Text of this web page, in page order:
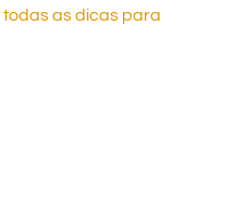
todas as dicas para